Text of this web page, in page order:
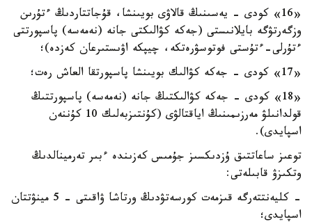
«16» كودى - يەسىنىڭ قالاۋى بويىنشا، قۇجاتتاردىڭ ءتۇرىن
وزگەرتۋگە بايلانىستى (جەكە كۋالىكتى جانە (نەمەسە) پاسپورتتى
ءتۇرلى-ءتۇستى فوتوسۋرەتكە، چيپكە اۋىستىرعان كەزدە)؛
«17» كودى - جەكە كۋالىك بويىنشا پاسپورتقا العاش رەت؛
«18» كودى - جەكە كۋالىكتىڭ جانە (نەمەسە) پاسپورتتىڭ
قولدانىلۋ مەرزىمىنىڭ اياقتالۋى (كۇنتىزبەلىك 10 كۇننەن
اسپايدى).
توعىز ساعاتتىق ۇزدىكسىز جۇمىس كەزىندە ءبىر تەرمينالدىڭ
وتكىزۋ قابىلەتى:
- كليەنتتەرگە قىزمەت كورسەتۋدىڭ ورتاشا ۋاقىتى - 5 مينۋتتان
اسپايدى؛